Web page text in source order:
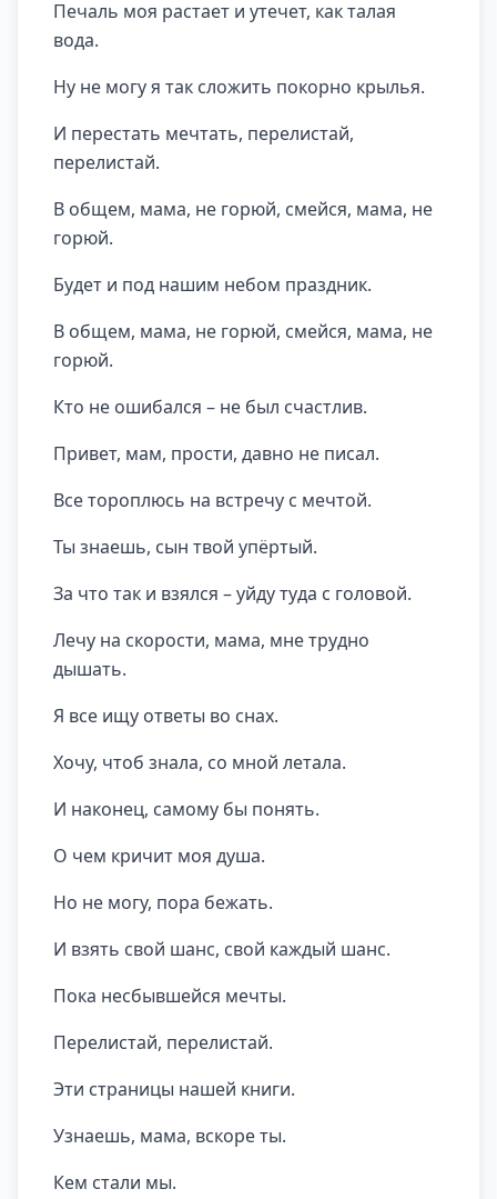
Печаль моя растает и утечет, как талая
вода.
Ну не могу я так сложить покорно крылья.
И перестать мечтать, перелистай,
перелистай.
В общем, мама, не горюй, смейся, мама, не
горюй.
Будет и под нашим небом праздник.
В общем, мама, не горюй, смейся, мама, не
горюй.
Кто не ошибался – не был счастлив.
Привет, мам, прости, давно не писал.
Все тороплюсь на встречу с мечтой.
Ты знаешь, сын твой упёртый.
За что так и взялся – уйду туда с головой.
Лечу на скорости, мама, мне трудно
дышать.
Я все ищу ответы во снах.
Хочу, чтоб знала, со мной летала.
И наконец, самому бы понять.
О чем кричит моя душа.
Но не могу, пора бежать.
И взять свой шанс, свой каждый шанс.
Пока несбывшейся мечты.
Перелистай, перелистай.
Эти страницы нашей книги.
Узнаешь, мама, вскоре ты.
Кем стали мы.